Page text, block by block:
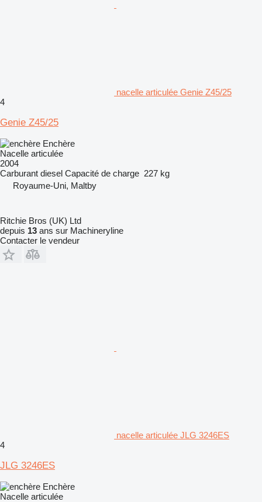
nacelle articulée Genie Z45/25
4
Genie Z45/25
Enchère
Nacelle articulée
2004
Carburant diesel Capacité de charge 227 kg
Royaume-Uni, Maltby
Ritchie Bros (UK) Ltd
depuis 13 ans sur Machineryline
Contacter le vendeur
nacelle articulée JLG 3246ES
4
JLG 3246ES
Enchère
Nacelle articulée